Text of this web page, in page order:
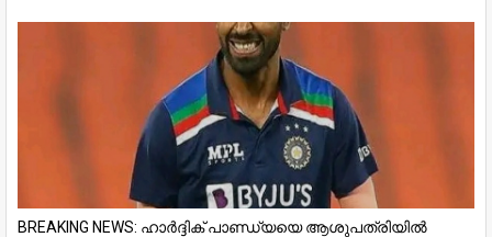
BREAKING NEWS: ഹാർദ്ദിക് പാണ്ഡ്യയെ ആശുപത്രിയിൽ